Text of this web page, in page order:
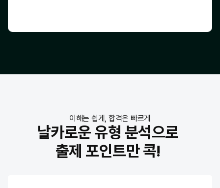
이해는 쉽게, 합격은 빠르게
날카로운 유형 분석으로
출제 포인트만 콕!